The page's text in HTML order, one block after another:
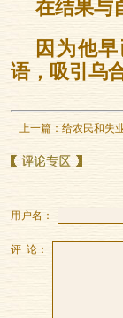
在结果与
因为他
语，吸引乌
上一篇： 给农民和失
用户名：
评 论：